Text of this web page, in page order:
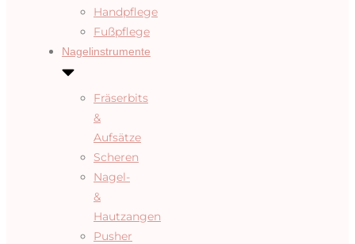
Handpflege
Fußpflege
Nagelinstrumente
Fräserbits
&
Aufsätze
Scheren
Nagel-
&
Hautzangen
Pusher